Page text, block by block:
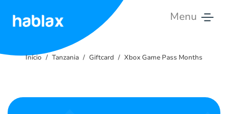
Menu
Tarifas
Início Tanzania Giftcard Xbox Game Pass Months